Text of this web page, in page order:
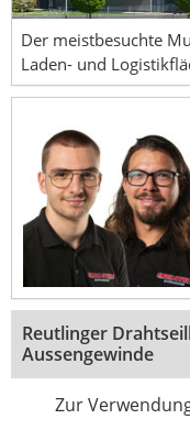
Der meistbesuchte
Laden- und
Reutlinger
Aussengewinde
Zur